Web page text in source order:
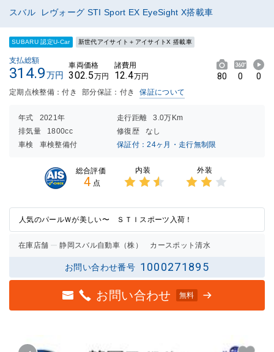
スバル レヴォーグ STI Sport EX EyeSight X搭載車
SUBARU 認定U-Car 新世代アイサイト＋アイサイトX 搭載車
支払総額
314.9万円
車両価格
302.5万円
諸費用
12.4万円 80 0 0
定期点検整備：付き 部分保証：付き 保証について
年式 2021年 走行距離
3.0万Km
排気量
1800cc 修復歴
なし
車検
車検整備付 保証付：24ヶ月・走行無制限
総合評価
4 点
内装
2.5点
の評価
外装
2点の
人気のパールＷが美しい〜 ＳＴＩスポーツ入荷！
在庫店舗 静岡スバル自動車（株） カースポット清水
お問い合わせ番号 1000271895
お問い合わせ 無料